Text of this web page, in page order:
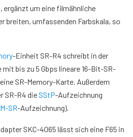
ergänzt um eine filmähnliche
breiten, umfassenden Farbskala, so
-Einheit SR-R4 schreibt in der
bis zu 5 Gbps lineare 16-Bit-SR-
SR-Memory-Karte. Außerdem
SR-R4 dieSStP-Aufzeichnung
SR-Aufzeichnung).
SKC-4065 lässt sich eine F65 in